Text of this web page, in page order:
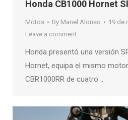
Honda CB1000 Hornet
Motos By Manel Alonso
19 de
Leave a comment
Honda presentó una versión
Hornet, equipa el mismo
CBR1000RR de cuatro …